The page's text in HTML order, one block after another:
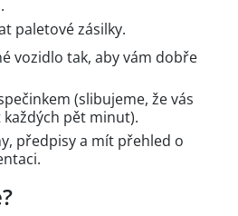
paletové zásilky.
vozidlo tak, aby vám dobře
(slibujeme, že vás
pět minut).
předpisy a mít přehled o